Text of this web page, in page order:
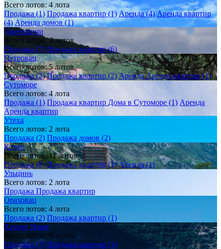
Всего лотов: 4 лота
Продажа (1) Продажа квартир (1) Аренда (4) Аренда квартир
(4) Аренда домов (1)
Дженовичи
Всего лотов: 9 лотов
Продажа (7) Продажа квартир (6)
Петровац
Всего лотов: 5 лотов
Продажа (2) Продажа квартир (2) АрендаАренда квартир (1)
Сутоморе
Всего лотов: 4 лота
Продажа (1) Продажа квартир Дома в Сутоморе (1) Аренда
Аренда квартир
Утеха
Всего лотов: 2 лота
Продажа (2) Продажа домов (2)
Котор
Всего лотов: 11 лотов
Продажа (8) Продажа квартир (1) Аренда (1)
Ульцинь
Всего лотов: 2 лота
Продажа Продажа квартир
Ораховац
Всего лотов: 4 лота
Продажа (2) Продажа квартир (1)
Херцег Нови
Всего лотов: 9 лотов
Продажа (7) Продажа квартир (1)